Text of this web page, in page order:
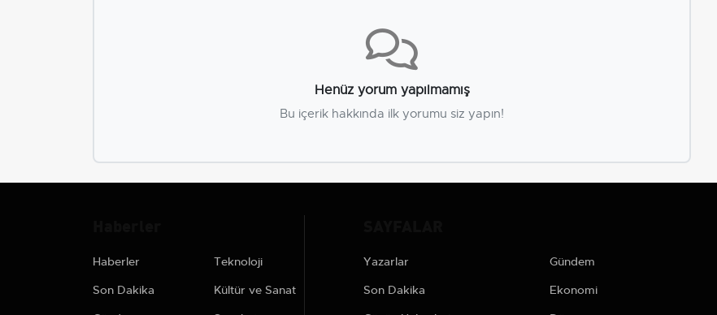
Henüz yorum yapılmamış
Bu içerik hakkında ilk yorumu siz yapın!
Haberler
Son Dakika
Teknoloji
Kültür ve Sanat
Yazarlar
Son Dakika
Gündem
Ekonomi